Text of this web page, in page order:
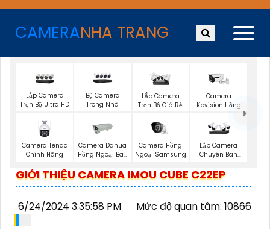
CAMERANHA TRANG
Lắp Camera
Trọn Bộ Ultra HD
Bộ Camera
Trong Nhà
Lắp Camera
Trọn Bộ Giá Rẻ
Camera
Kbvision Hồng
Camera Tenda
Chính Hãng
Camera Dahua
Hồng Ngoại Ban
Camera Hồng
Ngoại Samsung
Lắp Camera
Chuyên Ban
GIỚI THIỆU CAMERA IMOU CUBE C22EP
6/24/2024 3:35:58 PM Mức độ quan tâm: 10866